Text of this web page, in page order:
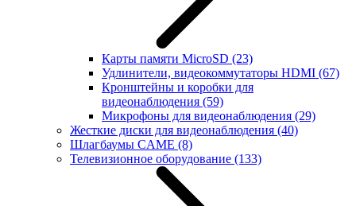
Карты памяти MicroSD (23)
Удлинители, видеокоммутаторы HDMI (67)
Кронштейны и коробки для
видеонаблюдения (59)
Микрофоны для видеонаблюдения (29)
Жесткие диски для видеонаблюдения (40)
Шлагбаумы CAME (8)
Телевизионное оборудование (133)